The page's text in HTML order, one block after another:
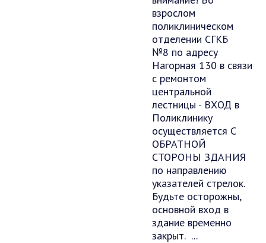
взрослом
поликлиническом
отделении СГКБ
№8 по адресу
Нагорная 130 в связи
с ремонтом
центральной
лестницы - ВХОД в
Поликлинику
осуществляется С
ОБРАТНОЙ
СТОРОНЫ ЗДАНИЯ
по направлению
указателей стрелок.
Будьте осторожны,
основной вход в
здание временно
закрыт. ...